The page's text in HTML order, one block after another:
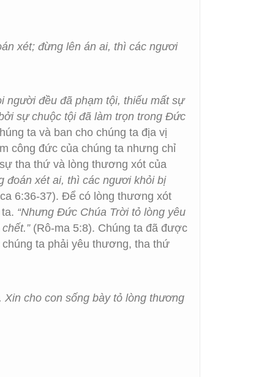
xét; đừng lên án ai, thì các ngươi
người đều đã phạm tội, thiếu mất sự
sự chuộc tội đã làm trọn trong Đức
ta và ban cho chúng ta địa vị
công đức của chúng ta nhưng chỉ
tha thứ và lòng thương xót của
đoán xét ai, thì các ngươi khỏi bị
6:36-37). Để có lòng thương xót
“Nhưng Đức Chúa Trời tỏ lòng yêu
(Rô-ma 5:8). Chúng ta đã được
ta phải yêu thương, tha thứ
cho con sống bày tỏ lòng thương